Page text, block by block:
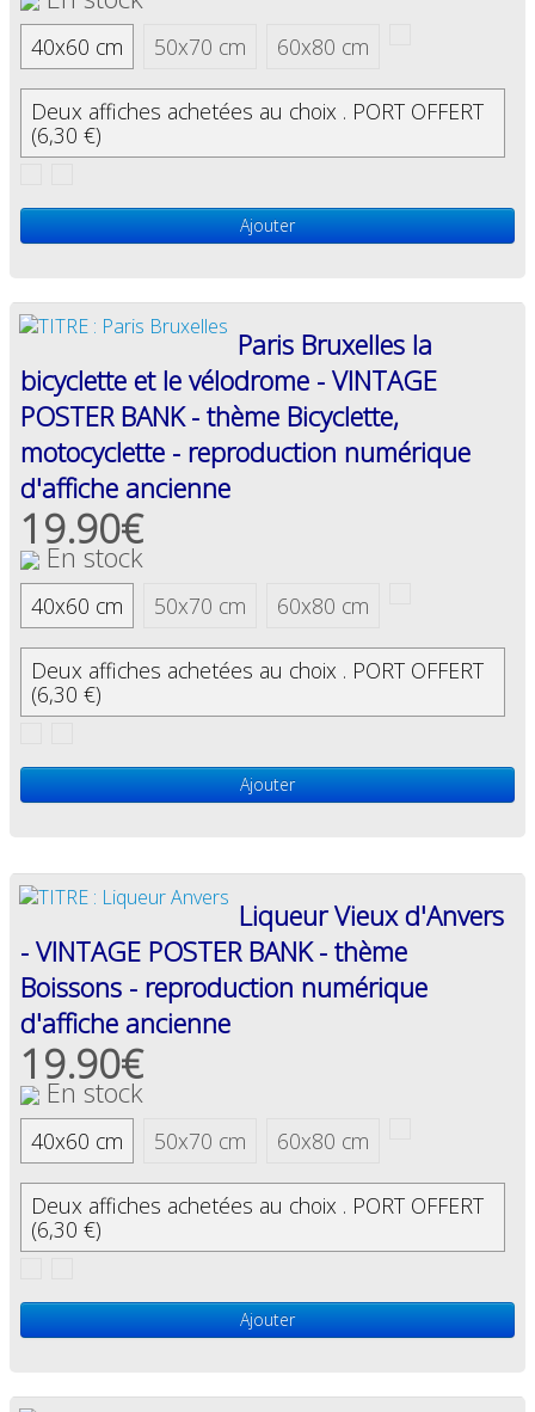
40x60 cm 50x70 cm 60x80 cm
Deux affiches achetées au choix . PORT OFFERT
(6,30 €)
Ajouter
Paris Bruxelles la
bicyclette et le vélodrome - VINTAGE
POSTER BANK - thème Bicyclette,
motocyclette - reproduction numérique
d'affiche ancienne
19.90€
En stock
40x60 cm 50x70 cm 60x80 cm
Deux affiches achetées au choix . PORT OFFERT
(6,30 €)
Ajouter
Liqueur Vieux d'Anvers
- VINTAGE POSTER BANK - thème
Boissons - reproduction numérique
d'affiche ancienne
19.90€
En stock
40x60 cm 50x70 cm 60x80 cm
Deux affiches achetées au choix . PORT OFFERT
(6,30 €)
Ajouter